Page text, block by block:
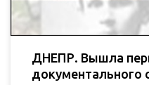
ДНЕПР. Вышла
документального